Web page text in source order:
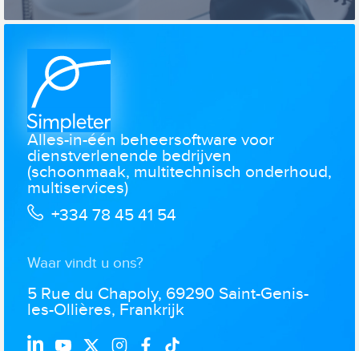
Alles-in-één beheersoftware voor
dienstverlenende bedrijven
(schoonmaak, multitechnisch onderhoud,
multiservices)
+334 78 45 41 54
Waar vindt u ons?
5 Rue du Chapoly, 69290 Saint-Genis-
les-Ollières, Frankrijk